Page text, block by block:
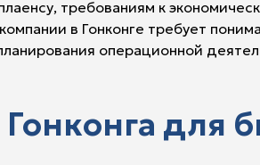
требованиям к
в Гонконге требует
операционной
для